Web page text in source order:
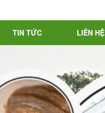
TIN TỨC LIÊN HỆ